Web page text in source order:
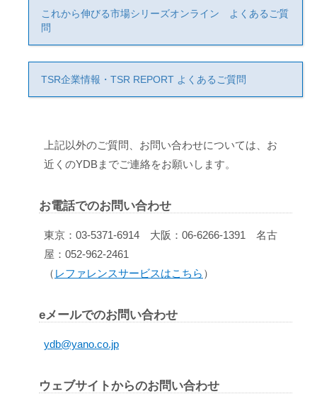
これから伸びる市場シリーズオンライン よくあるご質
問
TSR企業情報・TSR REPORT よくあるご質問
上記以外のご質問、お問い合わせについては、お
近くのYDBまでご連絡をお願いします。
お電話でのお問い合わせ
東京：03-5371-6914 大阪：06-6266-1391 名古
屋：052-962-2461
（ レファレンスサービスはこちら ）
eメールでのお問い合わせ
ydb@yano.co.jp
ウェブサイトからのお問い合わせ